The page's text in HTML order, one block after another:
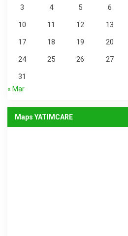
3
4 5 6
10
11 12 13
17
18 19 20
24
25 26 27
31
« Mar
Maps YATIMCARE